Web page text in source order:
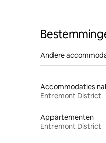
Andere
Entremont District
Appartementen
Entremont District